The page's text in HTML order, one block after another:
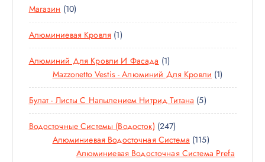
:Магазин 101
0
Т
О
В
А
Р
О
В
Алюминиевая Кровля 11
Т
О
В
А
Р
Алюминий Для Кровли И Фасада 11
Т
О
В
А
Р
Mazzonetto Vestis - Алюминий Для Кровли 11
Т
В
Булат - Листы С Напылением Нитрид Титана 55
Т
В
А
Водосточные Системы (водосток) 2472
4
7
Алюминиевая Водосточная Система 1151
1
Алюминиевая Водосточная Система Prefa